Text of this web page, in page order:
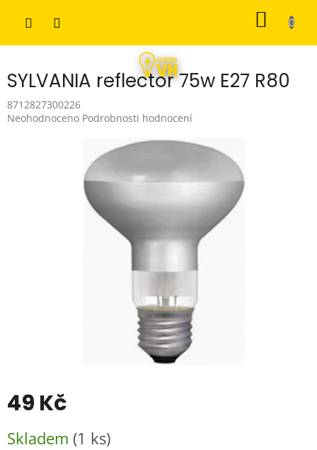
SYLVANIA reflector 75w E27 R80
8712827300226
Průměrné
Neohodnoceno Podrobnosti hodnocení
49 Kč
cena:
Skladem (1 ks)